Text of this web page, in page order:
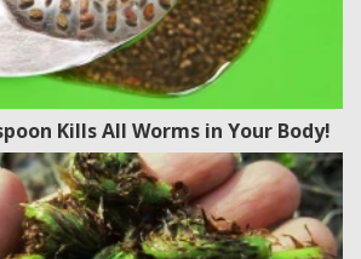
Kills All Worms in Your Body!